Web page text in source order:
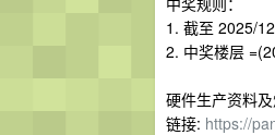
1. 截至 2025/
2. 中奖楼层
硬件生产资料
链接: https://